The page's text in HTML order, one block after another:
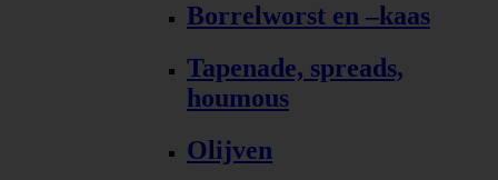
Borrelworst en –kaas
Tapenade, spreads,
houmous
Olijven